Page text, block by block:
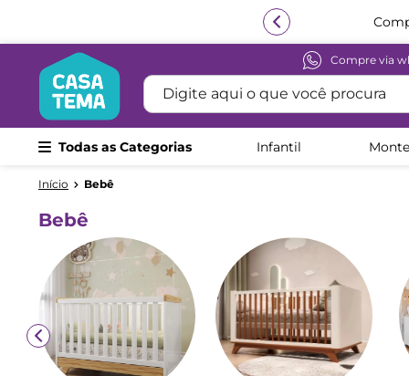
Compre via
Digite aqui o que você procura
Todas as Categorias Infantil
Bebê
Bebê
Termos mais buscados
beliche
guarda roupa
aria
bicama
escrivaninha
treliche
petit
berço
º
cama infantil
cômoda